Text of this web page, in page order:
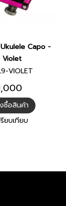
Capo -
Violet
VIOLET
ซื้อสินค้า
ยบเทียบ